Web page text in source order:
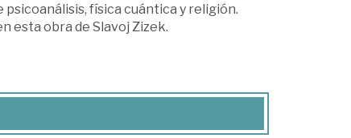
física cuántica y religión.
esta obra de Slavoj Zizek.